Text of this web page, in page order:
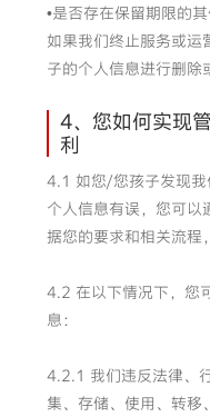
•是否存在保留期限的其
如果我们终止服务或运
子的个人信息进行删除
4、您如何实现
利
4.1 如您/您孩子发现我
个人信息有误，您可以
据您的要求和相关流程
4.2 在以下情况下，您
息：
4.2.1 我们违反法律、
集、存储、使用、转移